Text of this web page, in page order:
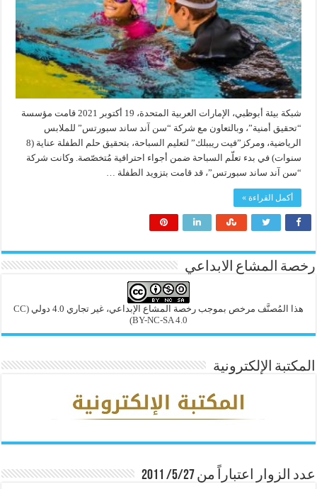
شبكة بيئة أبوظبي، الإمارات العربية المتحدة، 19 أكتوبر 2021 قامت مؤسسة
“تحقيق أمنية”، وبالتعاون مع شركة “سن آند ساند سبورتس” للملابس
الرياضية، ومركز”فيت ريببلك” لتعليم السباحة، بتحقيق حلم الطفلة عناية (8
سنوات) في بدء تعلّم السباحة ضمن أجواء احترافية مُتخصّصة. وكانت شركة
“سن آند ساند سبورتس”، قد قامت بتزويد الطفلة …
أكمل القراءة »
رخصة المشاع الابداعي
هذا المُصنَّف مرخص بموجب رخصة المشاع الإبداعي، غير تجاري 4.0 دولي
(CC
BY-NC-SA 4.0)
المكتبة الإلكترونية
عدد الزوار اعتباراً من 5/27/ 2011